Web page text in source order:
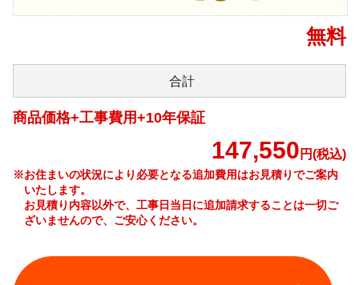
無料
合計
商品価格+工事費用+10年保証
147,550 円(税込)
※お住まいの状況により必要となる追加費用はお見積りでご案内
いたします。
お見積り内容以外で、工事日当日に追加請求することは一切ご
ざいませんので、ご安心ください。